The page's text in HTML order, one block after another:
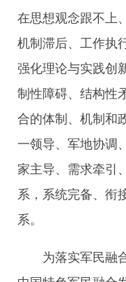
在思想观念跟不上
机制滞后、工作执
强化理论与实践创
制性障碍、结构性
合的体制、机制和
一领导、军地协调
家主导、需求牵引
系，系统完备、衔
系。
为落实军民融合